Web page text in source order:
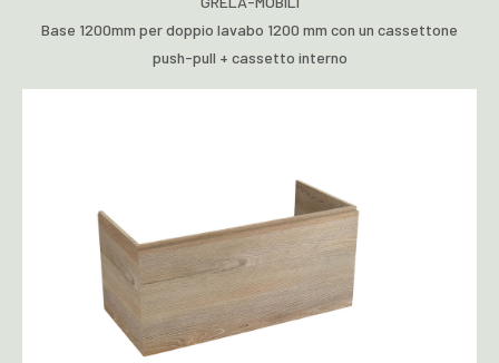
Base 1200mm per doppio lavabo 1200 mm con un cassettone
push-pull + cassetto interno